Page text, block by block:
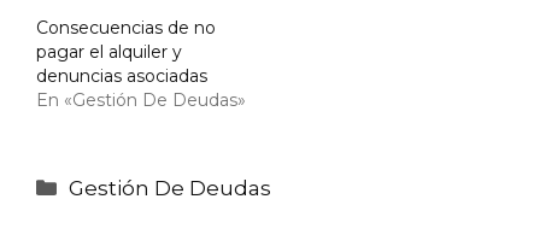
Consecuencias de no
pagar el alquiler y
denuncias asociadas
En «Gestión De Deudas»
Categorías
Gestión De Deudas